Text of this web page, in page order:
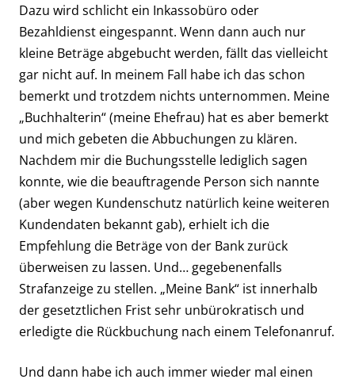
Dazu wird schlicht ein Inkassobüro oder
Bezahldienst eingespannt. Wenn dann auch nur
kleine Beträge abgebucht werden, fällt das vielleicht
gar nicht auf. In meinem Fall habe ich das schon
bemerkt und trotzdem nichts unternommen. Meine
„Buchhalterin“ (meine Ehefrau) hat es aber bemerkt
und mich gebeten die Abbuchungen zu klären.
Nachdem mir die Buchungsstelle lediglich sagen
konnte, wie die beauftragende Person sich nannte
(aber wegen Kundenschutz natürlich keine weiteren
Kundendaten bekannt gab), erhielt ich die
Empfehlung die Beträge von der Bank zurück
überweisen zu lassen. Und… gegebenenfalls
Strafanzeige zu stellen. „Meine Bank“ ist innerhalb
der gesetztlichen Frist sehr unbürokratisch und
erledigte die Rückbuchung nach einem Telefonanruf.
Und dann habe ich auch immer wieder mal einen